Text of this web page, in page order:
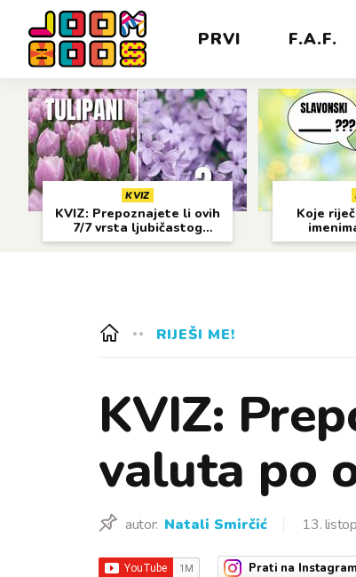
PRVI F.A.F.
KVIZ
KVIZ: Prepoznajete li ovih
7/7 vrsta ljubičastog
cvijeća?
Koje
RIJEŠI ME!
KVIZ:
valuta po
autor: Natali Smirčić 13.
Prati na